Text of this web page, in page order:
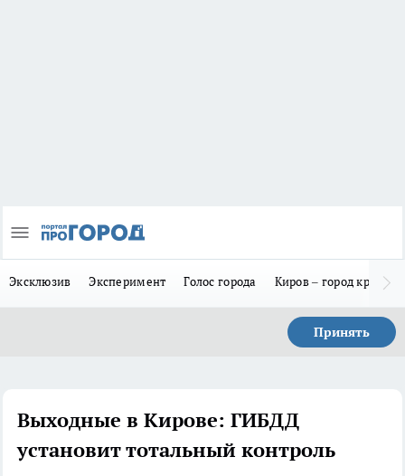
Эксклюзив Эксперимент Голос города Киров – город
Принять
Выходные в Кирове: ГИБДД
установит тотальный контроль